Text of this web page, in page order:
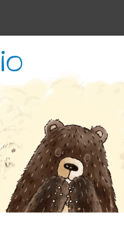
Bestellung!